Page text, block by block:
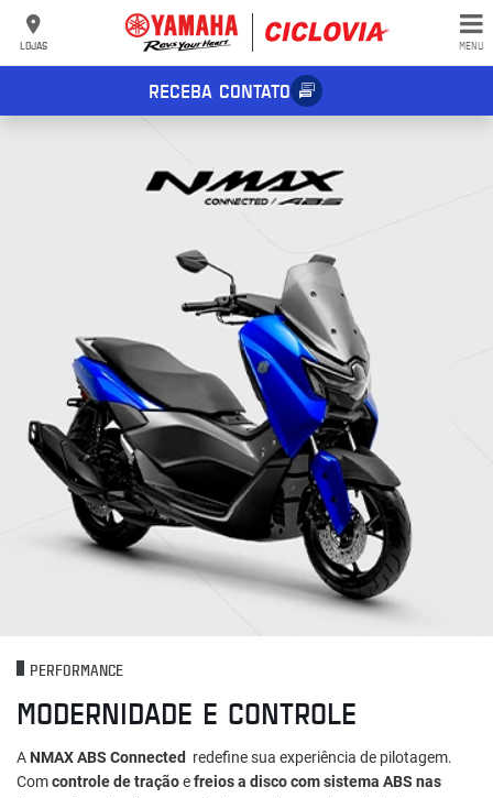
LOJAS MENU
RECEBA CONTATO
PERFORMANCE
MODERNIDADE E CONTROLE
A NMAX ABS Connected redefine sua experiência de pilotagem.
Comcontrole de traçãoefreios a disco com sistema ABS nas